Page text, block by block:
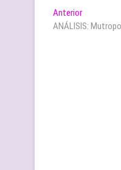
de
AnteriorEntrada
anterior:
ANÁLISIS: